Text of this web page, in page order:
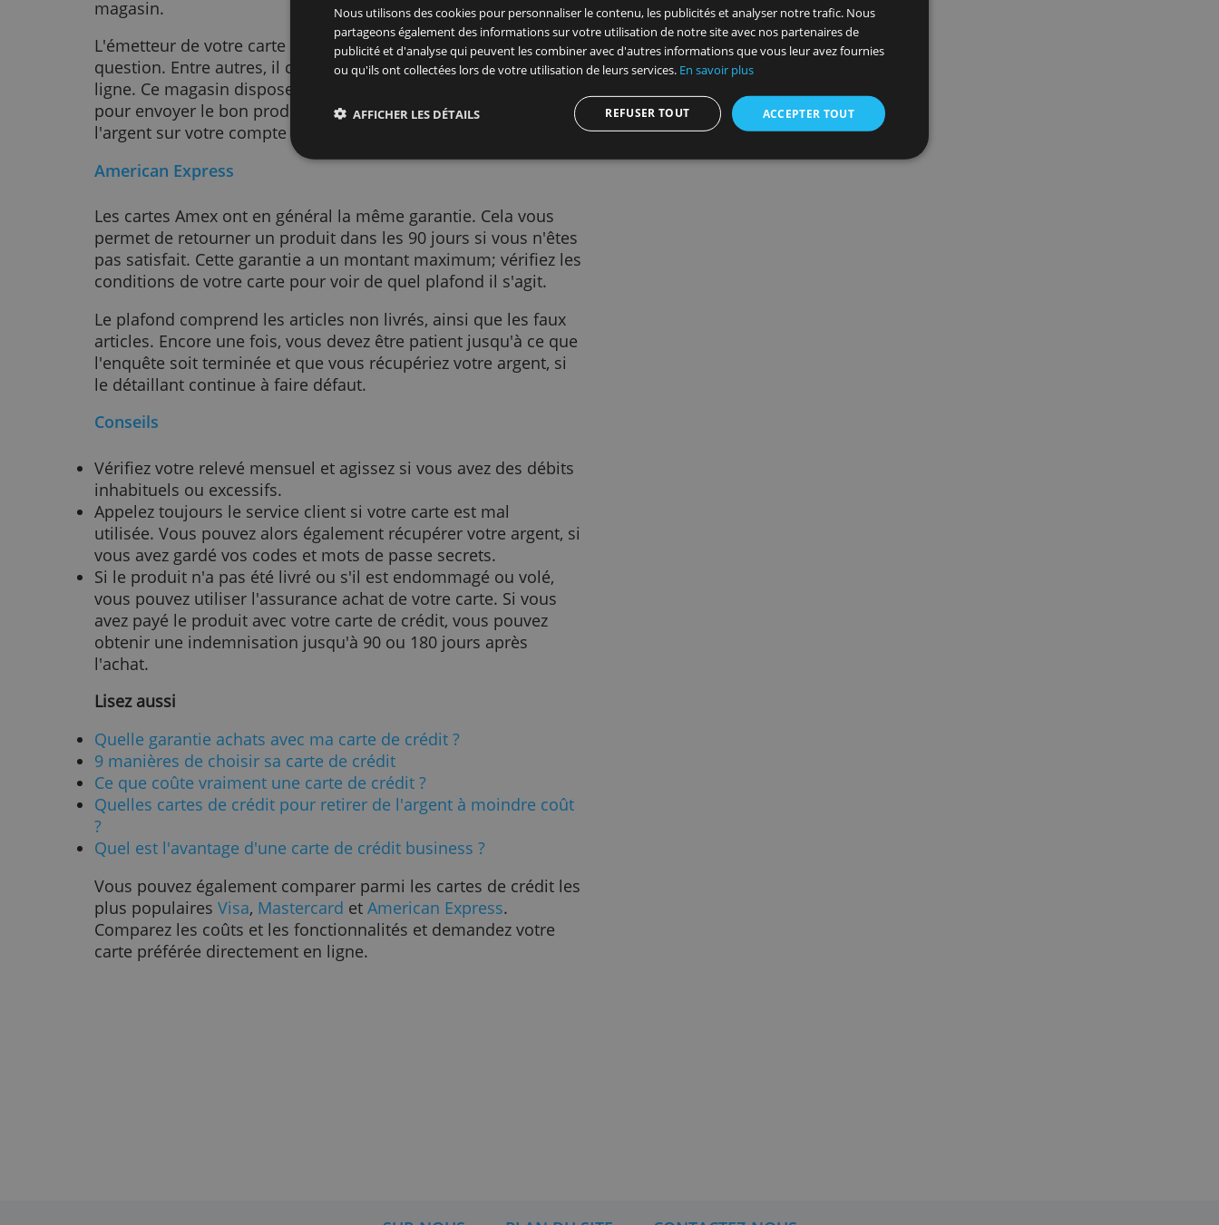
Le service client de votre carte de crédit ou votre banque peut
vous dire quoi faire. Vous pouvez également trouver toutes les
informations sur le site Web ou dans l'application: par
exemple, vous trouverez des formulaires que vous devez
remplir et envoyer (numériquement) pour signaler le problème.
Vous savez alors exactement quoi faire: vous avez besoin d'une
preuve, comme une copie de votre relevé de compte, une
preuve de votre commande et des e-mails échangés avec le
magasin.
L'émetteur de votre carte de crédit enquêtera ensuite sur la
question. Entre autres, il contacte la banque de la boutique en
ligne. Ce magasin disposera alors d'un mois supplémentaire
pour envoyer le bon produit. Si cela échoue, vous récupérerez
l'argent sur votre compte de carte de crédit.
American Express
Les cartes Amex ont en général la même garantie. Cela vous
permet de retourner un produit dans les 90 jours si vous n'êtes
pas satisfait. Cette garantie a un montant maximum; vérifiez les
conditions de votre carte pour voir de quel plafond il s'agit.
Le plafond comprend les articles non livrés, ainsi que les faux
articles. Encore une fois, vous devez être patient jusqu'à ce que
l'enquête soit terminée et que vous récupériez votre argent, si
le détaillant continue à faire défaut.
Conseils
Vérifiez votre relevé mensuel et agissez si vous avez des débits
inhabituels ou excessifs.
Appelez toujours le service client si votre carte est mal
vous avez gardé vos codes et mots de passe secrets.
Si le produit n'a pas été livré ou s'il est endommagé ou volé,
vous pouvez utiliser l'assurance achat de votre carte. Si vous
avez payé le produit avec votre carte de crédit, vous pouvez
obtenir une indemnisation jusqu'à 90 ou 180 jours après
Ce site Web utilise des cookies
Nous utilisons des cookies pour personnaliser le contenu, les publicités et analyser notre trafic. Nous
partageons également des informations sur votre utilisation de notre site avec nos partenaires de
publicité et d'analyse qui peuvent les combiner avec d'autres informations que vous leur avez fournies
AFFICHER LES DÉTAILS